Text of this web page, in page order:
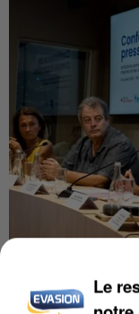
INCENDIES :
Le